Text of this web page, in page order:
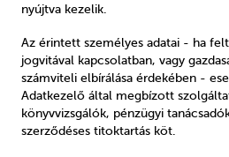
nyújtva kezelik.
Az érintett személyes adatai - ha
jogvitával kapcsolatban, vagy
számviteli elbírálása érdekében -
Adatkezelő által megbízott
könyvvizsgálók, pénzügyi
szerződéses titoktartás köt.